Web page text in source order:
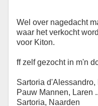
Wel over nagedacht
waar het verkocht
voor Kiton.
ff zelf gezocht in m'n
Sartoria d'Alessandro,
Pauw Mannen, Laren
Sartoria, Naarden